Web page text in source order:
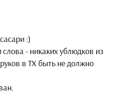
:)
- никаких ублюдков из
в ТХ быть не должно